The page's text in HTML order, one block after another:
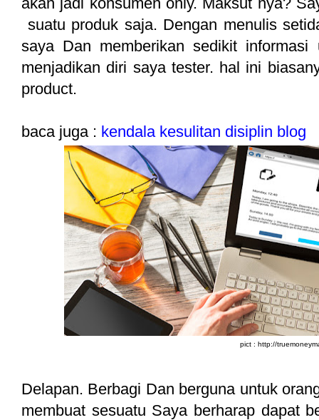
suatu produk saja. Dengan menulis
saya Dan memberikan sedikit
menjadikan diri saya tester. hal ini
product.
baca juga : kendala kesulitan disiplin blog
pict : http://
Delapan. Berbagi Dan berguna untuk
membuat sesuatu Saya berharap dapat